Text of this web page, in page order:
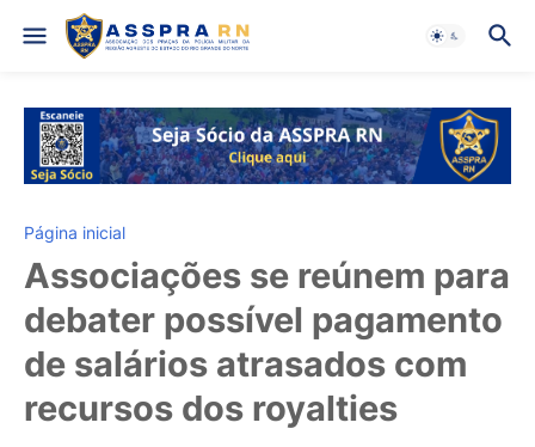
Página inicial
Associações se reúnem para
debater possível pagamento
de salários atrasados com
recursos dos royalties